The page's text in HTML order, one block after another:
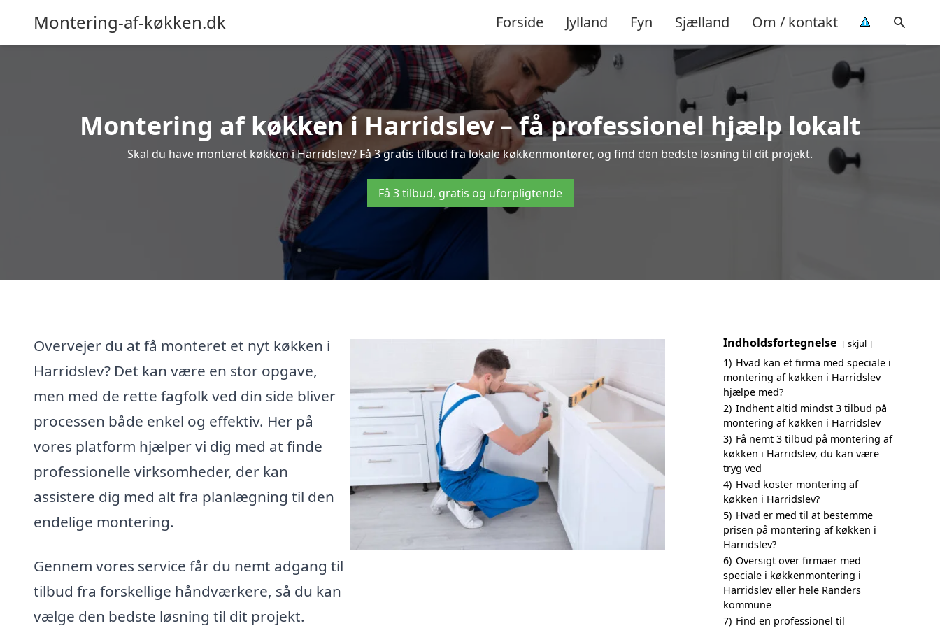
Montering-af-køkken.dk Forside Jylland Fyn Sjælland Om / kontakt
Montering af køkken i Harridslev – få professionel hjælp lokalt
Skal du have monteret køkken i Harridslev? Få 3 gratis tilbud fra lokale køkkenmontører, og find den bedste løsning til dit projekt.
Få 3 tilbud, gratis og uforpligtende
Overvejer du at få monteret et nyt køkken i
Harridslev? Det kan være en stor opgave,
men med de rette fagfolk ved din side bliver
processen både enkel og effektiv. Her på
vores platform hjælper vi dig med at finde
professionelle virksomheder, der kan
assistere dig med alt fra planlægning til den
endelige montering.
Gennem vores service får du nemt adgang til
tilbud fra forskellige håndværkere, så du kan
vælge den bedste løsning til dit projekt.
Indholdsfortegnelse skjul
1) Hvad kan et firma med speciale i
montering af køkken i Harridslev
hjælpe med?
2) Indhent altid mindst 3 tilbud på
montering af køkken i Harridslev
3) Få nemt 3 tilbud på montering af
køkken i Harridslev, du kan være
tryg ved
4) Hvad koster montering af
køkken i Harridslev?
5) Hvad er med til at bestemme
prisen på montering af køkken i
Harridslev?
6) Oversigt over firmaer med
speciale i køkkenmontering i
Harridslev eller hele Randers
kommune
7) Find en professionel til